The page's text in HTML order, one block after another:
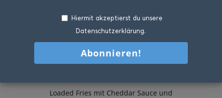
Loaded Fries mit Cheddar Sauce und
Hiermit akzeptierst du unsere
Datenschutzerklärung.